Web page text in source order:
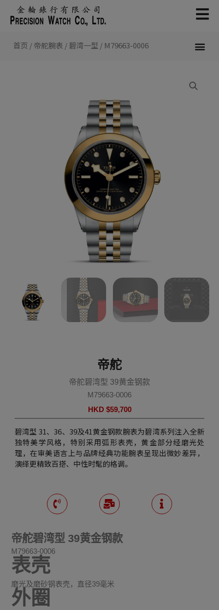
首页 /帝舵腕表 /碧湾一型 / M79663-0006
帝舵
帝舵碧湾型 39黄金钢款
M79663-0006
HKD $59,700
碧湾型 31、36、39及41黄金钢款腕表为碧湾系列注入全新
独特美学风格，特别采用弧形表壳，黄金部分经磨光处
理，在审美语言上与品牌经典功能腕表呈现出微妙差异，
演绎更精致百搭、中性时髦的格调。
帝舵碧湾型 39黄金钢款
M79663-0006
表壳
磨光及磨砂钢表壳，直径39毫米
外圈